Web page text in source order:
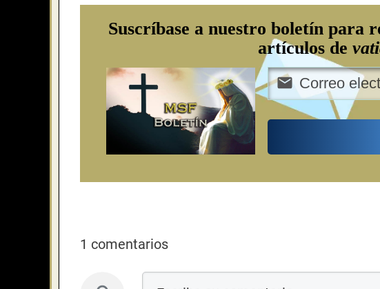
Suscríbase a nuestro boletín para
artículos de
1 comentarios